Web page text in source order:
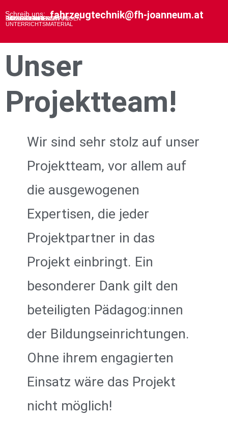
Schreib uns: fahrzeugtechnik@fh-joanneum.at
HOME
BILDUNGSEINRICHTUNGEN
PROEJKTPARTNER
FREIES
UNTERRICHTSMATERIAL
EXPERIMENTIERMAPPE
IMPRESSUM
DATENSCHUTZ
Unser
Projektteam!
Wir sind sehr stolz auf unser
Projektteam, vor allem auf
die ausgewogenen
Expertisen, die jeder
Projektpartner in das
Projekt einbringt. Ein
besonderer Dank gilt den
beteiligten Pädagog:innen
der Bildungseinrichtungen.
Ohne ihrem engagierten
Einsatz wäre das Projekt
nicht möglich!